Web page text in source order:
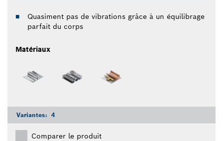
Quasiment pas de vibrations grâce à un équilibrage
parfait du corps
Matériaux
Variantes: 4
Comparer le produit